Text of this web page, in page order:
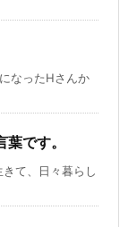
なったHさんか
です。
て、日々暮らし